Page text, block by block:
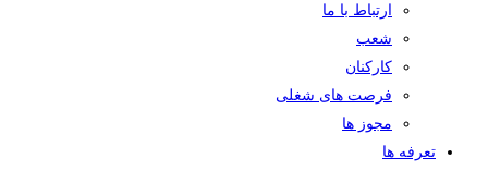
ارتباط با ما
شعب
کارکنان
فرصت های شغلی
مجوز ها
تعرفه ها